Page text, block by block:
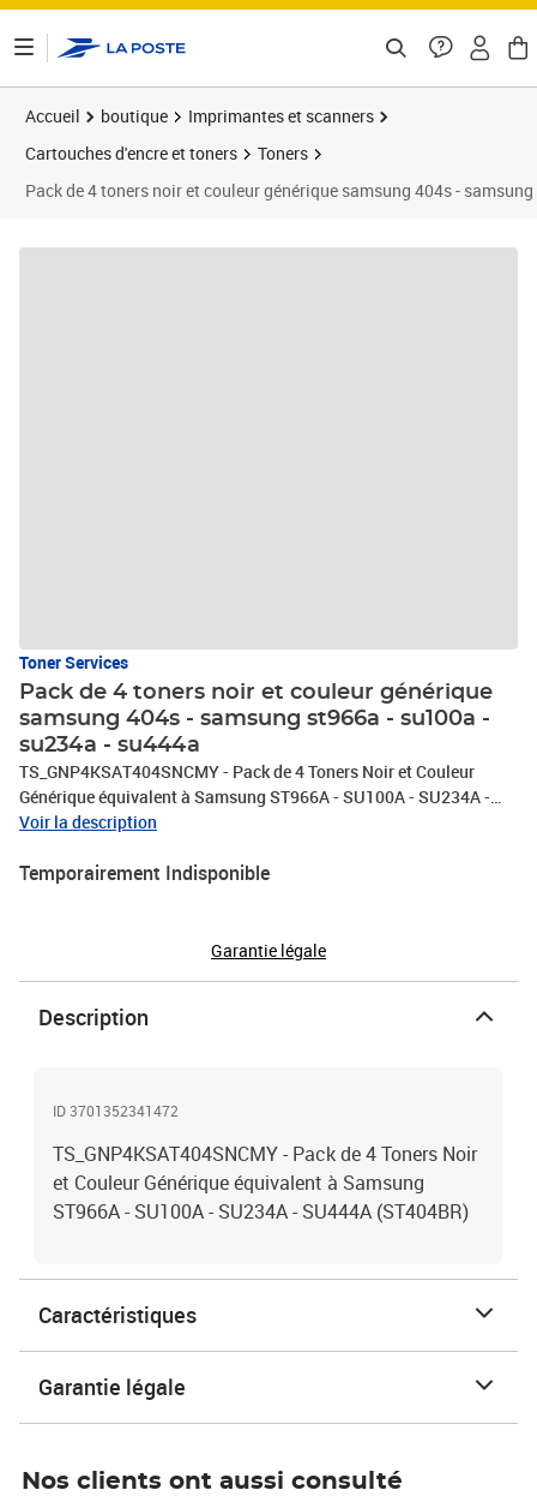
Accueil boutique
Imprimantes et scanners
Cartouches d'encre et toners
Toners
Pack de 4 toners noir et couleur générique samsung 404s -
Toner Services
Pack de 4 toners noir et couleur générique
samsung 404s - samsung st966a - su100a -
su234a - su444a
TS_GNP4KSAT404SNCMY - Pack de 4 Toners Noir et Couleur
Générique équivalent à Samsung ST966A - SU100A - SU234A -
SU444A (ST404BR)
Voir la description
Temporairement Indisponible
Garantie légale
Description
ID 3701352341472
TS_GNP4KSAT404SNCMY - Pack de 4 Toners Noir
et Couleur Générique équivalent à Samsung
ST966A - SU100A - SU234A - SU444A (ST404BR)
Caractéristiques
Garantie légale
Nos clients ont aussi consulté